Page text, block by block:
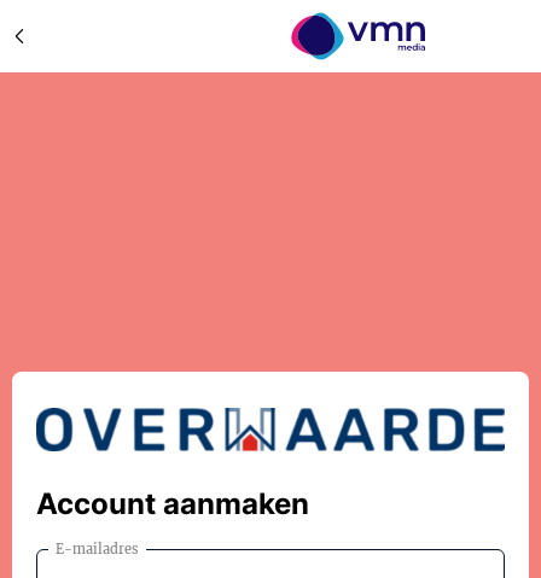
Account aanmaken
E-mailadres